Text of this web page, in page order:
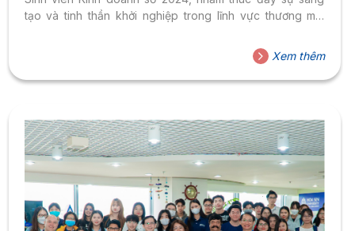
tạo và tinh thần khởi nghiệp trong lĩnh vực thương mại
hàng đầu đã mang đến cho sinh viên cơ hội quý báu để
giao lưu và khám phá kiến thức mới. Những buổi hội thảo
thú vị, với sự chia sẻ từ...
Xem thêm